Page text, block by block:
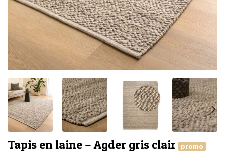
Tapis en laine – Agder gris clair
promo